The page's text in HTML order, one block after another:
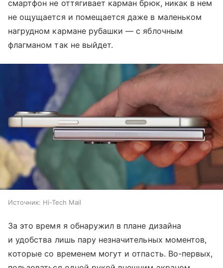
смартфон не оттягивает карман брюк, никак в нем
не ощущается и помещается даже в маленьком
нагрудном кармане рубашки — с яблочным
флагманом так не выйдет.
Источник: Hi-Tech Mail
За это время я обнаружил в плане дизайна
и удобства лишь пару незначительных моментов,
которые со временем могут и отпасть. Во-первых,